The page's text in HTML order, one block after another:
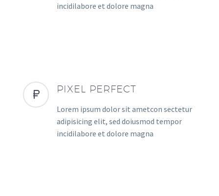
incidilabore et dolore magna
PIXEL PERFECT
Lorem ipsum dolor sit ametcon sectetur
adipisicing elit, sed doiusmod tempor
incidilabore et dolore magna